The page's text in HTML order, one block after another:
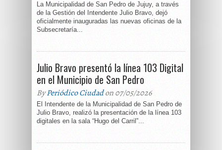
La Municipalidad de San Pedro de Jujuy, a través
de la Gestión del Intendente Julio Bravo, dejó
oficialmente inauguradas las nuevas oficinas de la
Subsecretaría...
Julio Bravo presentó la línea 103 Digital
en el Municipio de San Pedro
ByPeriódico Ciudadon 07/05/2026
El Intendente de la Municipalidad de San Pedro de
Julio Bravo, realizó la presentación de la línea 103
digitales en la sala “Hugo del Carril”...